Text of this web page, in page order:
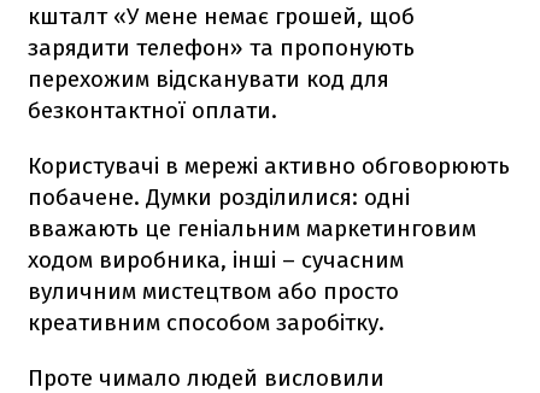
кшталт «У мене немає грошей, щоб
зарядити телефон» та пропонують
перехожим відсканувати код для
безконтактної оплати.
Користувачі в мережі активно обговорюють
побачене. Думки розділилися: одні
вважають це геніальним маркетинговим
ходом виробника, інші – сучасним
вуличним мистецтвом або просто
креативним способом заробітку.
Проте чимало людей висловили